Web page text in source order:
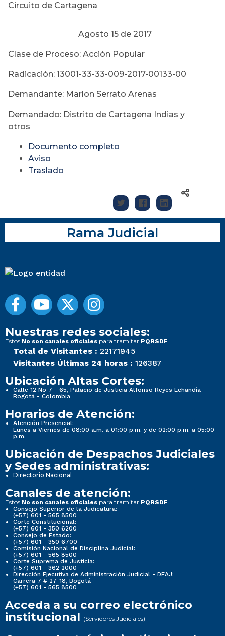
Circuito de Cartagena
Agosto 15 de 2017
Clase de Proceso: Acción Popular
Radicación: 13001-33-33-009-2017-00133-00
Demandante: Marlon Serrato Arenas
Demandado: Distrito de Cartagena Indias y
otros
Documento completo
Aviso
Traslado
Rama Judicial
Nuestras redes sociales:
Estos No son canales oficiales para tramitar PQRSDF
Total de Visitantes : 22171945
Visitantes Últimas 24 horas : 126387
Ubicación Altas Cortes:
Calle 12 No 7 - 65, Palacio de Justicia Alfonso Reyes Echandía
Bogotá - Colombia
Horarios de Atención:
Atención Presencial:
Lunes a Viernes de 08:00 a.m. a 01:00 p.m. y de 02:00 p.m. a 05:00
p.m.
Ubicación de Despachos Judiciales
y Sedes administrativas:
Directorio Nacional
Canales de atención:
Estos No son canales oficiales para tramitar PQRSDF
Consejo Superior de la Judicatura:
(+57) 601 - 565 8500
Corte Constitucional:
(+57) 601 - 350 6200
Consejo de Estado:
(+57) 601 - 350 6700
Comisión Nacional de Disciplina Judicial:
(+57) 601 - 565 8500
Corte Suprema de Justicia:
(+57) 601 - 362 2000
Dirección Ejecutiva de Administración Judicial - DEAJ:
Carrera 7 # 27-18, Bogotá
(+57) 601 - 565 8500
Acceda a su correo electrónico
institucional (Servidores Judiciales)